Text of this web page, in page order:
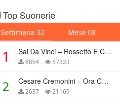
Top Suonerie
Settimana 32 Mese 08
1 Sal Da Vinci – Rossetto E Caffè
8854 57323
2 Cesare Cremonini – Ora Che Non Ho Più Te
2637 21169